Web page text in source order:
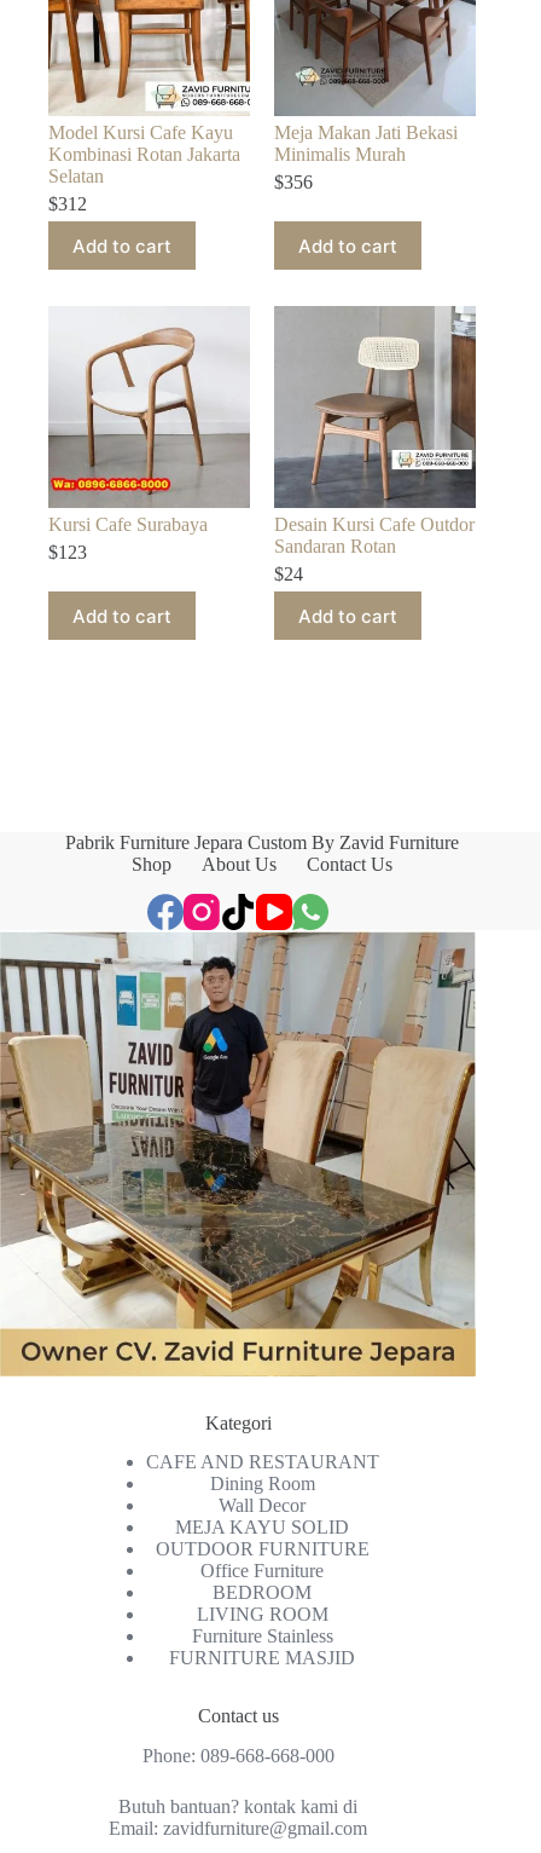
Model Kursi Cafe Kayu
Kombinasi Rotan Jakarta
Selatan
$312
Add to cart
Meja Makan Jati Bekasi
Minimalis Murah
$356
Add to cart
Kursi Cafe Surabaya
$123
Add to cart
Desain Kursi Cafe Outdor
Sandaran Rotan
$24
Add to cart
Pabrik Furniture Jepara Custom By Zavid Furniture
Shop
About Us Contact Us
Kategori
CAFE AND RESTAURANT
Dining Room
Wall Decor
MEJA KAYU SOLID
OUTDOOR FURNITURE
Office Furniture
BEDROOM
LIVING ROOM
Furniture Stainless
FURNITURE MASJID
Contact us
Phone: 089-668-668-000
Butuh bantuan? kontak kami di
Email:zavidfurniture@gmail.com